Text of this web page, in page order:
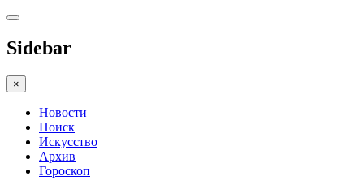
Sidebar
×
Новости
Поиск
Искусство
Архив
Гороскоп